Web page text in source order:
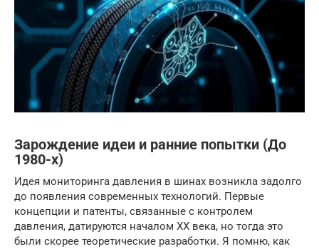
Зарождение идеи и ранние попытки (До
1980-х)
Идея мониторинга давления в шинах возникла задолго
до появления современных технологий. Первые
концепции и патенты, связанные с контролем
давления, датируются началом XX века, но тогда это
были скорее теоретические разработки. Я помню, как